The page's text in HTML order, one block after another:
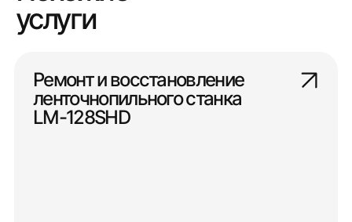
услуги
Ремонт и восстановление
ленточнопильного станка
LМ-128SНD